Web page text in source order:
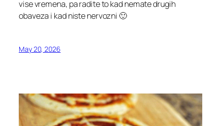
vise vremena, pa radite to kad nemate drugih
obaveza i kad niste nervozni 🙂
May 20, 2026